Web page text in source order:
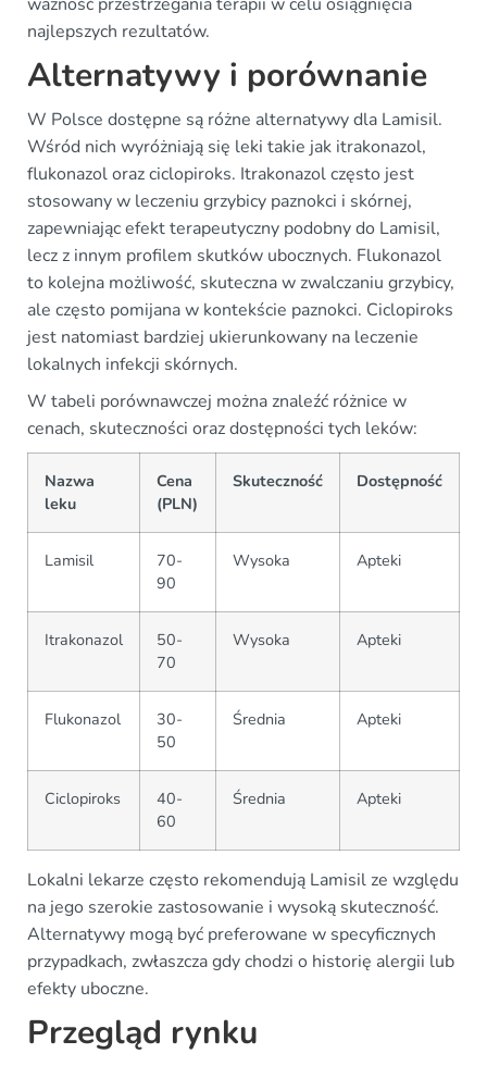
najlepszych rezultatów.
Alternatywy i porównanie
W Polsce dostępne są różne alternatywy dla Lamisil.
Wśród nich wyróżniają się leki takie jak itrakonazol,
flukonazol oraz ciclopiroks. Itrakonazol często jest
stosowany w leczeniu grzybicy paznokci i skórnej,
zapewniając efekt terapeutyczny podobny do Lamisil,
lecz z innym profilem skutków ubocznych. Flukonazol
to kolejna możliwość, skuteczna w zwalczaniu grzybicy,
ale często pomijana w kontekście paznokci. Ciclopiroks
jest natomiast bardziej ukierunkowany na leczenie
lokalnych infekcji skórnych.
W tabeli porównawczej można znaleźć różnice w
cenach, skuteczności oraz dostępności tych leków:
Nazwa
leku
Cena
(PLN)
Skuteczność Dostępność
Lamisil
70-
90
Wysoka Apteki
Itrakonazol
50-
70
Wysoka Apteki
Flukonazol
30-
50
Średnia Apteki
Ciclopiroks
40-
60
Średnia Apteki
Lokalni lekarze często rekomendują Lamisil ze względu
na jego szerokie zastosowanie i wysoką skuteczność.
Alternatywy mogą być preferowane w specyficznych
przypadkach, zwłaszcza gdy chodzi o historię alergii lub
efekty uboczne.
Przegląd rynku